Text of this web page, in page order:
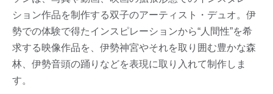
ション作品を制作する双子のアーティスト・デュオ。伊
勢での体験で得たインスピレーションから“人間性”を希
求する映像作品を、伊勢神宮やそれを取り囲む豊かな森
林、伊勢音頭の踊りなどを表現に取り入れて制作しま
す。